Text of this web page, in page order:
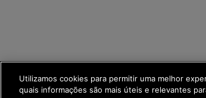
Utilizamos cookies para permitir uma melhor
quais informações são mais úteis e relevantes